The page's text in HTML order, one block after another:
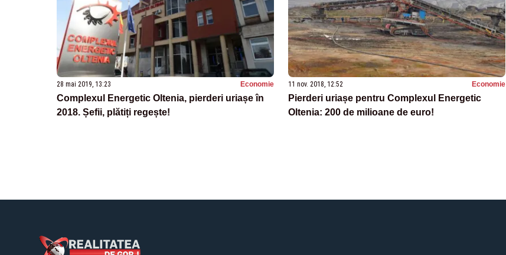
28 mai 2019, 13:23 Economie
Complexul Energetic Oltenia, pierderi uriașe în
2018. Șefii, plătiți regește!
11 nov. 2018, 12:52 Economie
Pierderi uriașe pentru Complexul Energetic
Oltenia: 200 de milioane de euro!